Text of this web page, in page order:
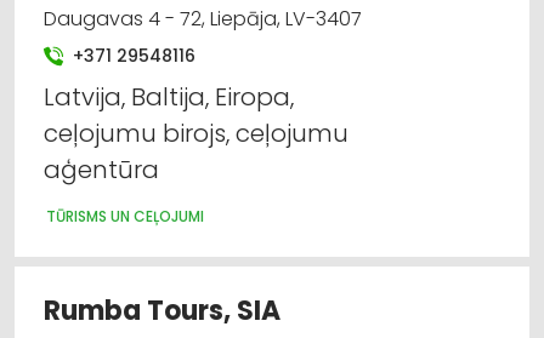
Daugavas 4 - 72, Liepāja, LV-3407
+371 29548116
Latvija, Baltija, Eiropa,
ceļojumu birojs, ceļojumu
aģentūra
TŪRISMS UN CEĻOJUMI
Rumba Tours, SIA